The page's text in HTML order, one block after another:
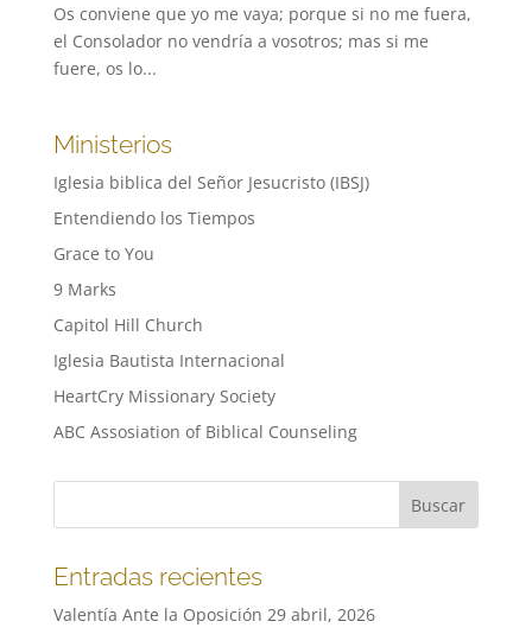
Os conviene que yo me vaya; porque si no me fuera,
el Consolador no vendría a vosotros; mas si me
fuere, os lo...
Ministerios
Iglesia biblica del Señor Jesucristo (IBSJ)
Entendiendo los Tiempos
Grace to You
9 Marks
Capitol Hill Church
Iglesia Bautista Internacional
HeartCry Missionary Society
ABC Assosiation of Biblical Counseling
Entradas recientes
Valentía Ante la Oposición 29 abril, 2026